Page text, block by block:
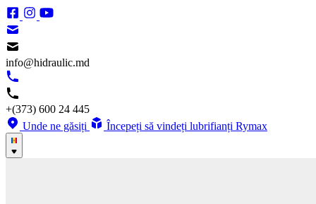
info@hidraulic.md
+(373) 600 24 445
Unde ne găsiți
Începeți să vindeți lubrifianți Rymax